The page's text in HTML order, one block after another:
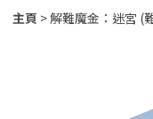
主頁 解難魔金：迷宮 (